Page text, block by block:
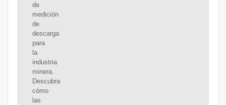
de
medición
de
descarga
para
la
industria
minera.
Descubra
cómo
las